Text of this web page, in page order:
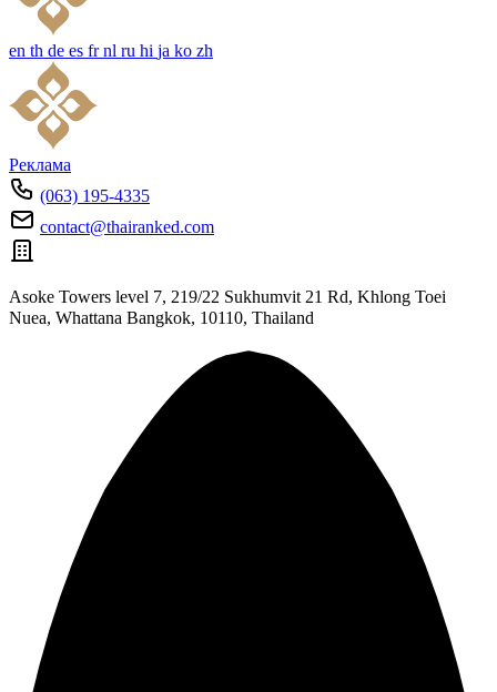
en th de es fr nl ru hi ja ko zh
Реклама
(063) 195-4335
contact@thairanked.com
Asoke Towers level 7, 219/22 Sukhumvit 21 Rd, Khlong Toei
Nuea, Whattana Bangkok, 10110, Thailand